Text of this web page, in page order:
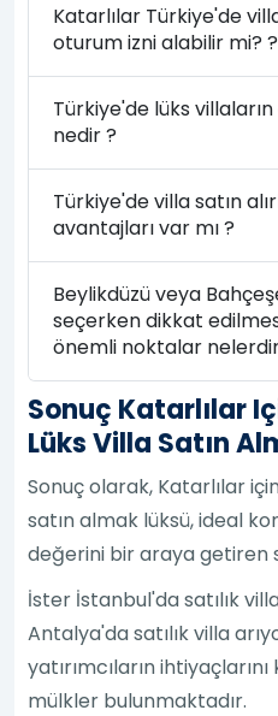
Katarlılar Türkiye'de
oturum izni alabilir mi? ?
Türkiye'de lüks
nedir ?
Türkiye'de villa satın
avantajları var mı ?
Beylikdüzü veya
seçerken dikkat
önemli noktalar
Sonuç Katarlılar
Lüks Villa Satın
Sonuç olarak, Katarlılar
satın almak lüksü, ideal
değerini bir araya getiren
İster İstanbul'da satılık
Antalya'da satılık villa
yatırımcıların
mülkler bulunmaktadır.